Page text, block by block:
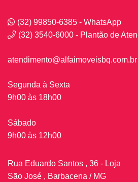
(32) 99850-6385 - WhatsApp
(32) 3540-6000 - Plantão de
atendimento@alfaimoveisbq.com.br
Segunda à Sexta
9h00 às 18h00
Sábado
9h00 às 12h00
Rua Eduardo Santos , 36 - Loja
São José , Barbacena / MG